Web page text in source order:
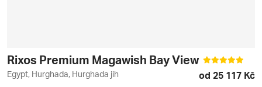
Rixos Premium Magawish Bay View
Egypt, Hurghada, Hurghada jih od 25 117 Kč